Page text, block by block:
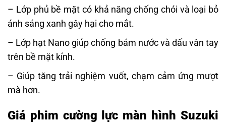
– Lớp phủ bề mặt có khả năng chống chói và loại bỏ
ánh sáng xanh gây hại cho mắt.
– Lớp hạt Nano giúp chống bám nước và dấu vân tay
trên bề mặt kính.
– Giúp tăng trải nghiệm vuốt, chạm cảm ứng mượt
mà hơn.
Giá phim cường lực màn hình Suzuki